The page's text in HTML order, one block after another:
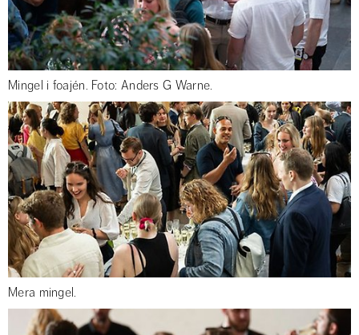
Mingel i foajén. Foto: Anders G Warne.
Mera mingel.